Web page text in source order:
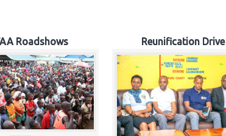
Roadshows Reunification Drive